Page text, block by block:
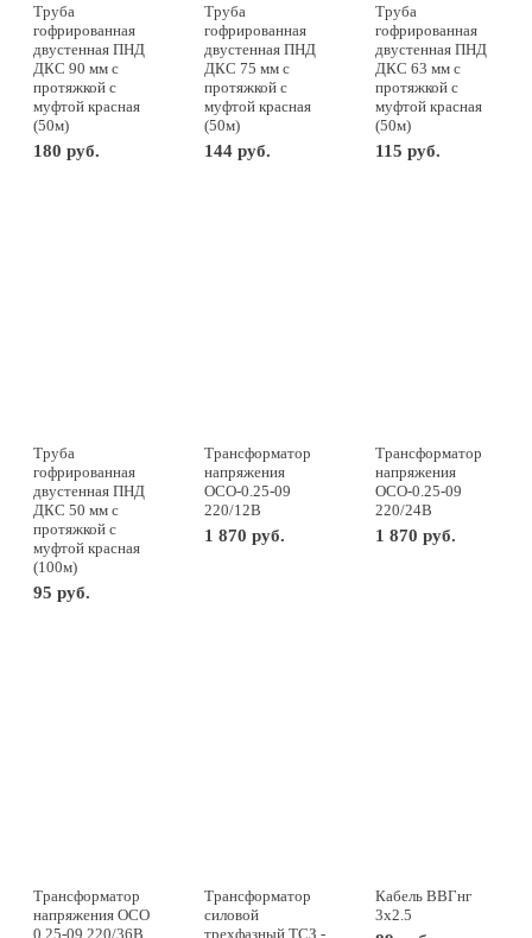
Труба
гофрированная
двустенная ПНД
ДКС 90 мм с
протяжкой с
муфтой красная
(50м)
180 руб.
Труба
гофрированная
двустенная ПНД
ДКС 75 мм с
протяжкой с
муфтой красная
(50м)
144 руб.
Труба
гофрированная
двустенная ПНД
ДКС 63 мм с
протяжкой с
муфтой красная
(50м)
115 руб.
Труба
гофрированная
двустенная ПНД
ДКС 50 мм с
протяжкой с
муфтой красная
(100м)
95 руб.
Трансформатор
напряжения
ОСО-0.25-09
220/12В
1 870 руб.
Трансформатор
напряжения
ОСО-0.25-09
220/24В
1 870 руб.
Трансформатор
напряжения ОСО
0.25-09 220/36В
Трансформатор
силовой
трехфазный ТСЗ -
Кабель ВВГнг
3х2.5